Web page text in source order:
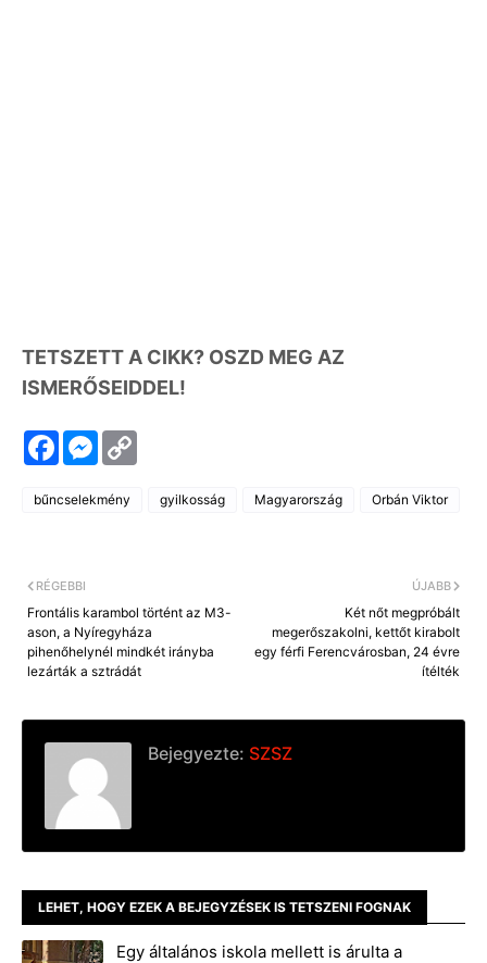
TETSZETT A CIKK? OSZD MEG AZ
ISMERŐSEIDDEL!
F
a
c
b
M
e
s
e
bűncselekmény gyilkosság Magyarország Orbán Viktor
ÚJABB
Két nőt megpróbált
megerőszakolni, kettőt kirabolt
egy férfi Ferencvárosban, 24 évre
ítélték
RÉGEBBI
Frontális karambol történt az M3-
ason, a Nyíregyháza
pihenőhelynél mindkét irányba
lezárták a sztrádát
Bejegyezte: SZSZ
LEHET, HOGY EZEK A BEJEGYZÉSEK IS TETSZENI FOGNAK
Egy általános iskola mellett is árulta a